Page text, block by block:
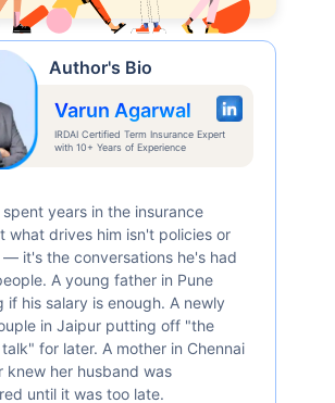
Author's Bio
Varun Agarwal
IRDAI Certified Term Insurance Expert
with 10+ Years of Experience
spent years in the insurance
what drives him isn't policies or
— it's the conversations he's had
A young father in Pune
if his salary is enough. A newly
in Jaipur putting off "the
for later. A mother in Chennai
knew her husband was
until it was too late.